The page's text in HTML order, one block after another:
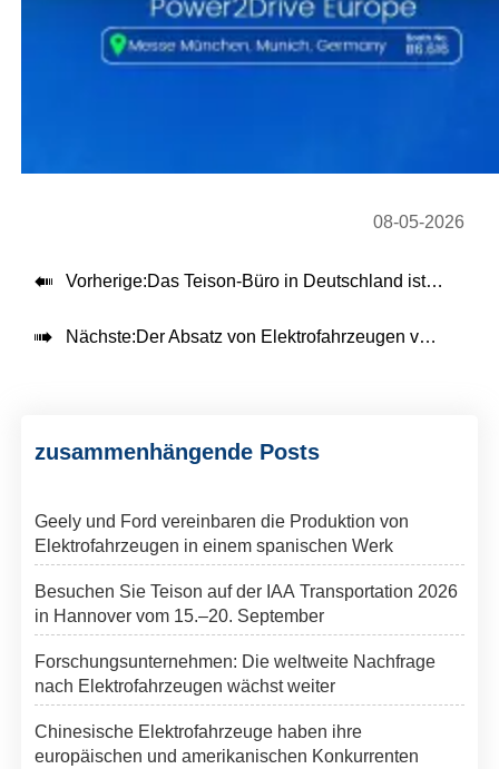
08-05-2026
 Vorherige:Das Teison-Büro in Deutschland ist offiziell eröffnet
 Nächste:Der Absatz von Elektrofahrzeugen von BYD übersteigt in diesem Jahr in Australien 10,000 und übertrifft Tesla
zusammenhängende Posts
Geely und Ford vereinbaren die Produktion von
Elektrofahrzeugen in einem spanischen Werk
Besuchen Sie Teison auf der IAA Transportation 2026
in Hannover vom 15.–20. September
Forschungsunternehmen: Die weltweite Nachfrage
nach Elektrofahrzeugen wächst weiter
Chinesische Elektrofahrzeuge haben ihre
europäischen und amerikanischen Konkurrenten